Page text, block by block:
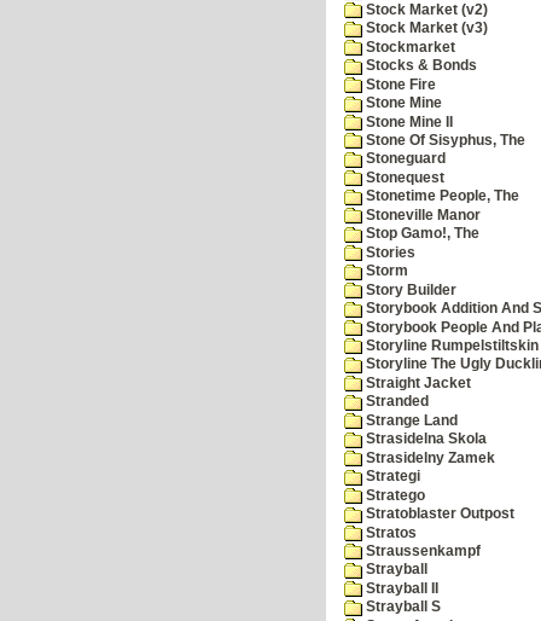
Stock Market (v2)
Stock Market (v3)
Stockmarket
Stocks & Bonds
Stone Fire
Stone Mine
Stone Mine II
Stone Of Sisyphus, The
Stoneguard
Stonequest
Stonetime People, The
Stoneville Manor
Stop Gamo!, The
Stories
Storm
Story Builder
Storybook Addition And
Storybook People And
Storyline Rumpelstiltskin
Storyline The Ugly
Straight Jacket
Stranded
Strange Land
Strasidelna Skola
Strasidelny Zamek
Strategi
Stratego
Stratoblaster Outpost
Stratos
Straussenkampf
Strayball
Strayball II
Strayball S